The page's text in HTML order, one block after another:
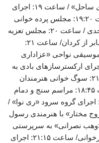
مراسم سنج و دمام نوازی گروه «آوای ساحل» / ساعت ۱۹: اجرای
گروه سرود «نسل سلیمانی» / ساعت ۱۹:۲۰: مجلس پرده خوانی
«مارد ابن صدیف» با هنرمندی محمد احدی / ساعت ۲۰: مجلس تعزیه
«بازارشام» به سرپرستی علی صابر از کردان/ ساعت ۲۱:
۲۱:۱۵: اجرای موسیقی نواحی «عزاداری
– ساوه» / ساعت ۲۱:۳۰: اجرای ارکسترسازهای بادی به
سرپرستی سینا ذکایی/ ساعت ۲۱:۴۵: سوگ خوانی هنرمندان
موسیقی ایران. * شنبه ۱۳ تیر ساعت ۱۸:۴۵: مراسم سنج و دمام
نوازی گروه «آوای ساحل» / ساعت ۱۹: اجرای گروه سرود «ری نوا» /
«خروج مختار» با هنرمندی رسول
تعزیه «وهب نصرانی» به سرپرستی
احمدعزیزی از تهران / ساعت ۲۱: شعرخوانی/ ساعت ۲۱:۱۵: اجرای